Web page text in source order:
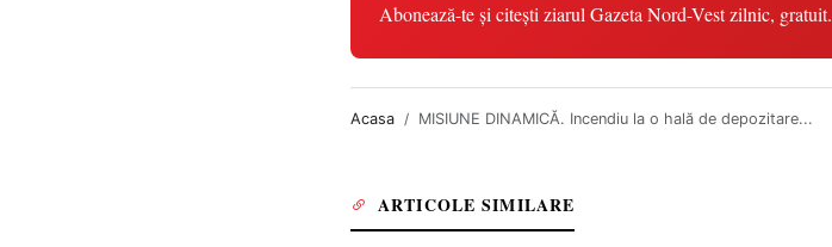
Abonează-te și citești ziarul Gazeta Nord-Vest zilnic, gratuit.
Acasa MISIUNE DINAMICĂ. Incendiu la o hală de depozitare...
ARTICOLE SIMILARE